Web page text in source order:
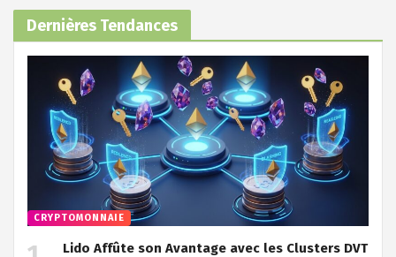
Dernières Tendances
CRYPTOMONNAIE
Lido Affûte son Avantage avec les Clusters DVT